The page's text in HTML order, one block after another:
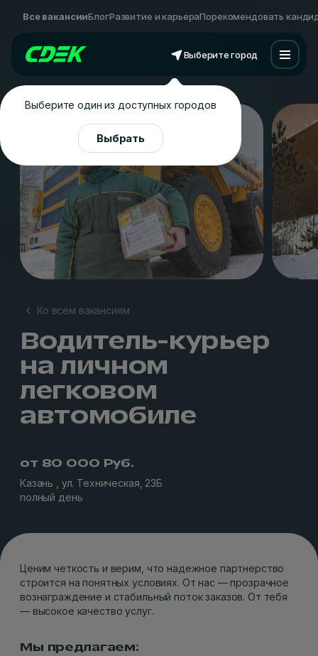
Все вакансииБлогРазвитие и карьераПорекомендовать
Выберите город
Выберите один из доступных городов
Выбрать
Ко всем вакансиям
Водитель-курьер
на личном
легковом
автомобиле
от 80 000 Руб.
Казань , ул. Техническая, 23Б
полный день
Ценим четкость и верим, что надежное партнерство
строится на понятных условиях. От нас — прозрачное
вознаграждение и стабильный поток заказов. От тебя
— высокое качество услуг.
Мы предлагаем: